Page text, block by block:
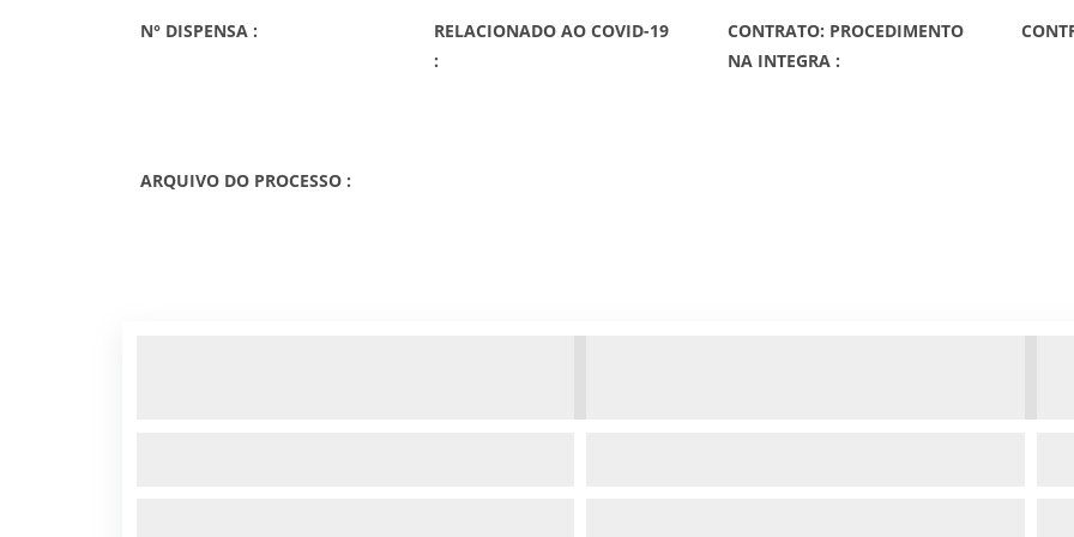
N° DISPENSA :
RELACIONADO AO COVID-19
:
CONTRATO: PROCEDIMENTO
NA INTEGRA :
ARQUIVO DO PROCESSO :